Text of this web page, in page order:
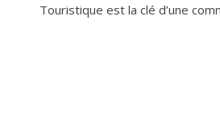
Touristique est la clé d’une